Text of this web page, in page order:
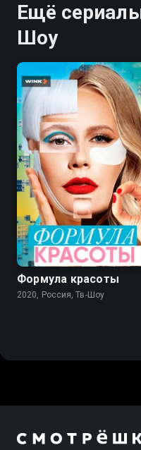
Ещё
Шоу
7.8
Формула красоты
2020, Россия, Тв-Шоу